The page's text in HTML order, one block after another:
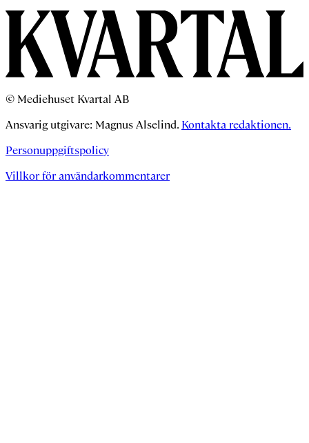
© Mediehuset Kvartal AB
Ansvarig utgivare: Magnus Alselind. Kontakta redaktionen.
Personuppgiftspolicy
Villkor för användarkommentarer